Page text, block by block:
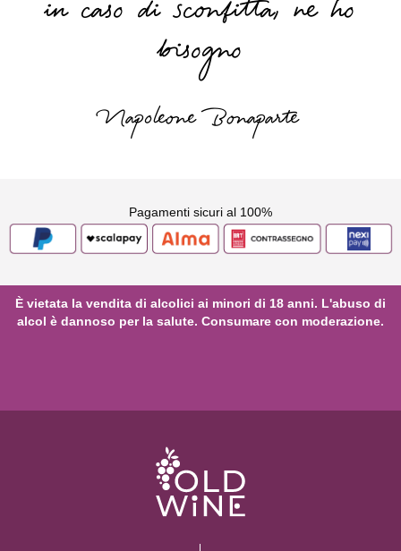
in caso di sconfitta, ne ho
bisogno
Napoleone Bonaparte
Pagamenti sicuri al 100%
È vietata la vendita di alcolici ai minori di 18 anni. L'abuso di
alcol è dannoso per la salute. Consumare con moderazione.